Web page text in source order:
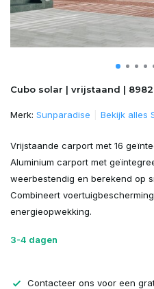
Cubo solar | vrijstaand |
Merk: Sunparadise Bekijk alles
Vrijstaande carport met 16
Aluminium carport met
weerbestendig en berekend op
Combineert
energieopwekking.
3-4 dagen
Contacteer ons voor een